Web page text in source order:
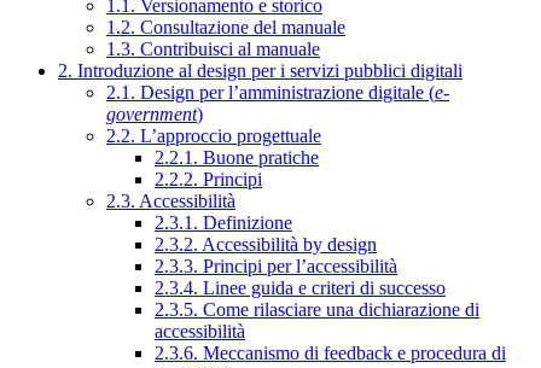
1.1. Versionamento e storico
1.2. Consultazione del manuale
1.3. Contribuisci al manuale
2. Introduzione al design per i servizi pubblici digitali
2.1. Design per l’amministrazione digitale (e-
government)
2.2. L’approccio progettuale
2.2.1. Buone pratiche
2.2.2. Principi
2.3. Accessibilità
2.3.1. Definizione
2.3.2. Accessibilità by design
2.3.3. Principi per l’accessibilità
2.3.4. Linee guida e criteri di successo
2.3.5. Come rilasciare una dichiarazione di
accessibilità
2.3.6. Meccanismo di feedback e procedura di